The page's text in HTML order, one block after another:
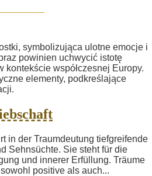
in der Traumdeutung tiefgreifende
Sehnsüchte. Sie steht für die
und innerer Erfüllung. Träume
positive als auch...